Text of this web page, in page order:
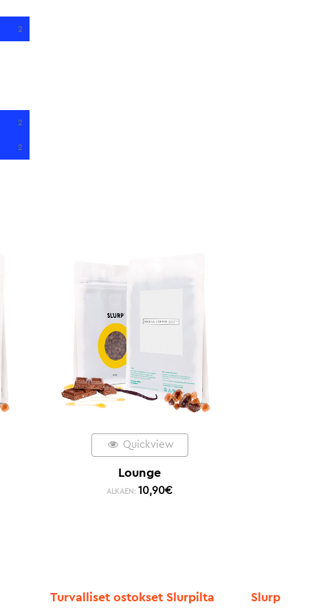
2
2
2
Quickview
Lounge
ALKAEN: 10,90€
Turvalliset ostokset Slurpilta Slurp